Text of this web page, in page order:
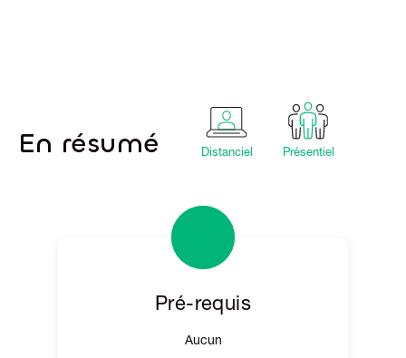
En résumé Distanciel Présentiel
Pré-requis
Aucun